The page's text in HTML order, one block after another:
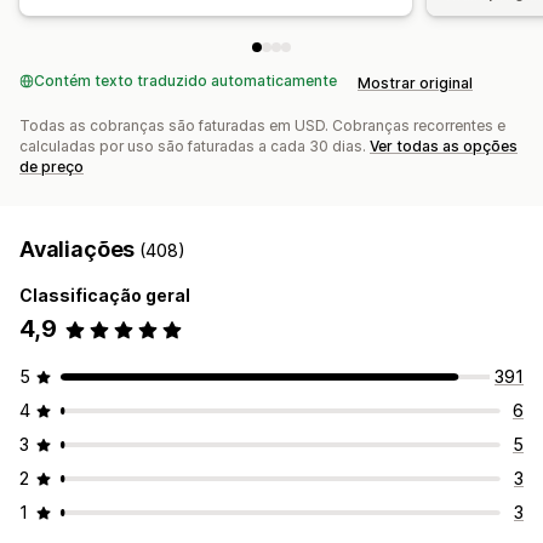
Contém texto traduzido automaticamente Mostrar original
Todas as cobranças são faturadas em USD. Cobranças recorrentes e
calculadas por uso são faturadas a cada 30 dias. Ver todas as opções
de preço
Avaliações (408)
Classificação geral
4,9
5
391
4
6
3
5
2
3
1
3